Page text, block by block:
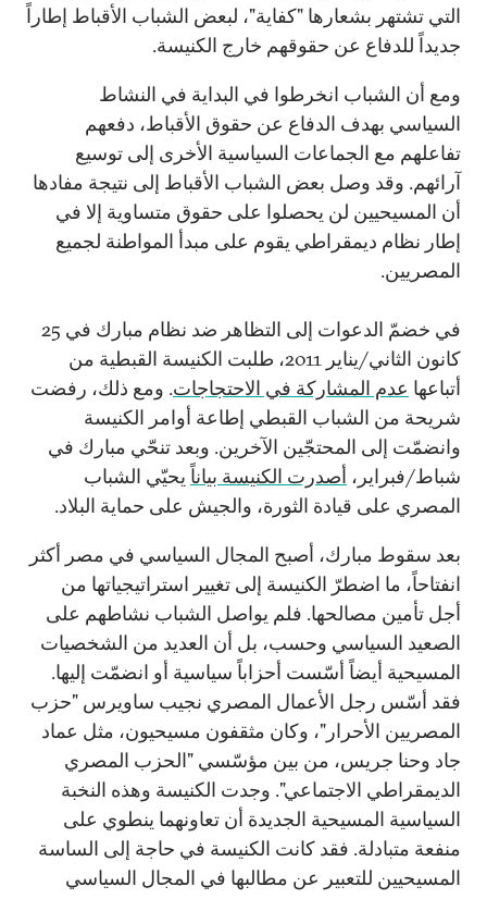
التي تشتهر بشعارها "كفاية"، لبعض الشباب الأقباط إطاراً
جديداً للدفاع عن حقوقهم خارج الكنيسة.
ومع أن الشباب انخرطوا في البداية في النشاط
السياسي بهدف الدفاع عن حقوق الأقباط، دفعهم
تفاعلهم مع الجماعات السياسية الأخرى إلى توسيع
آرائهم. وقد وصل بعض الشباب الأقباط إلى نتيجة مفادها
أن المسيحيين لن يحصلوا على حقوق متساوية إلا في
إطار نظام ديمقراطي يقوم على مبدأ المواطنة لجميع
المصريين.
في خضمّ الدعوات إلى التظاهر ضد نظام مبارك في 25
كانون الثاني/يناير 2011، طلبت الكنيسة القبطية من
أتباعها عدم المشاركة في الاحتجاجات. ومع ذلك، رفضت
شريحة من الشباب القبطي إطاعة أوامر الكنيسة
وانضمّت إلى المحتجّين الآخرين. وبعد تنحّي مبارك في
شباط/فبراير، أصدرت الكنيسة بياناً يحيّي الشباب
المصري على قيادة الثورة، والجيش على حماية البلاد.
بعد سقوط مبارك، أصبح المجال السياسي في مصر أكثر
انفتاحاً، ما اضطرّ الكنيسة إلى تغيير استراتيجياتها من
أجل تأمين مصالحها. فلم يواصل الشباب نشاطهم على
الصعيد السياسي وحسب، بل أن العديد من الشخصيات
المسيحية أيضاً أسّست أحزاباً سياسية أو انضمّت إليها.
فقد أسّس رجل الأعمال المصري نجيب ساويرس "حزب
المصريين الأحرار"، وكان مثقفون مسيحيون، مثل عماد
جاد وحنا جريس، من بين مؤسّسي "الحزب المصري
الديمقراطي الاجتماعي". وجدت الكنيسة وهذه النخبة
السياسية المسيحية الجديدة أن تعاونهما ينطوي على
منفعة متبادلة. فقد كانت الكنيسة في حاجة إلى الساسة
المسيحيين للتعبير عن مطالبها في المجال السياسي